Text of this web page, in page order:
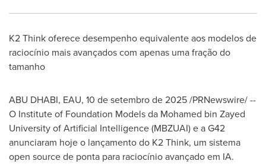
K2 Think oferece desempenho equivalente aos modelos de
raciocínio mais avançados com apenas uma fração do
tamanho
ABU DHABI, EAU, 10 de setembro de 2025/PRNewswire/ --
O Institute of Foundation Models da Mohamed bin Zayed
University of Artificial Intelligence (MBZUAI) e a G42
anunciaram hoje o lançamento do K2 Think, um sistema
open source de ponta para raciocínio avançado em IA.